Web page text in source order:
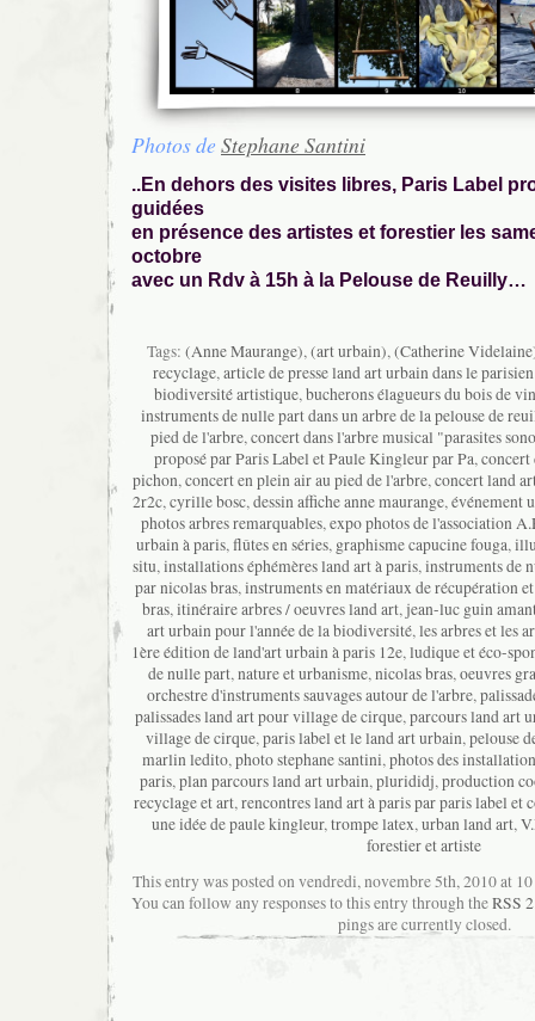
Photos de Stephane Santini
..En dehors des visites libres, Paris Label
guidées
en présence des artistes et forestier les
octobre
avec un Rdv à 15h à la Pelouse de Reuilly…
Tags: (Anne Maurange),(art urbain),(Catherine
recyclage,article de presse land art urbain dans le
biodiversité artistique,bucherons élagueurs du bois de
instruments de nulle part dans un arbre de la pelouse de
pied de l'arbre,concert dans l'arbre musical "parasites
proposé par Paris Label et Paule Kingleur par Pa,concert
pichon,concert en plein air au pied de l'arbre,concert land
2r2c,cyrille bosc,dessin affiche anne maurange,événement
photos arbres remarquables,expo photos de l'association
urbain à paris,flûtes en séries, graphisme capucine fouga,
situ,installations éphémères land art à paris,instruments de
par nicolas bras,instruments en matériaux de récupération
bras,itinéraire arbres / oeuvres land art,jean-luc guin
art urbain pour l'année de la biodiversité,les arbres et les
1ère édition de land'art urbain à paris 12e,ludique et éco-
de nulle part,nature et urbanisme,nicolas bras,oeuvres
orchestre d'instruments sauvages autour de l'arbre,
palissades land art pour village de cirque,parcours land art
village de cirque,paris label et le land art urbain,pelouse
marlin ledito,photo stephane santini,photos des
paris,plan parcours land art urbain,plurididj,production
recyclage et art,rencontres land art à paris par paris label et
une idée de paule kingleur,trompe latex,urban land art,
forestier et artiste
This entry was posted on vendredi, novembre 5th, 2010 at
You can follow any responses to this entry through theRSS
pings are currently closed.